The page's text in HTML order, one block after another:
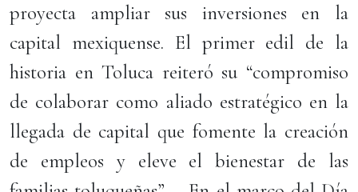
proyecta ampliar sus inversiones en la
capital mexiquense. El primer edil de la
historia en Toluca reiteró su “compromiso
de colaborar como aliado estratégico en la
llegada de capital que fomente la creación
de empleos y eleve el bienestar de las